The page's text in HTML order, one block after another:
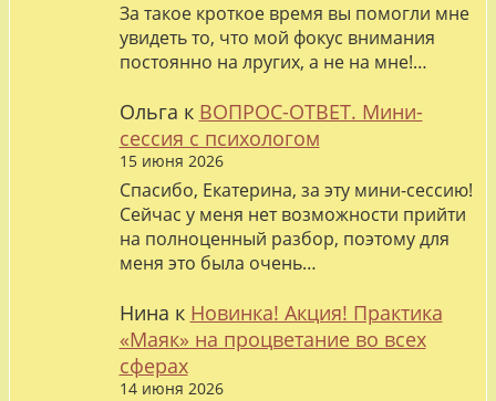
За такое кроткое время вы помогли мне
увидеть то, что мой фокус внимания
постоянно на лругих, а не на мне!…
Ольга к ВОПРОС-ОТВЕТ. Мини-
сессия с психологом
15 июня 2026
Спасибо, Екатерина, за эту мини-сессию!
Сейчас у меня нет возможности прийти
на полноценный разбор, поэтому для
меня это была очень…
Нина к Новинка! Акция! Практика
«Маяк» на процветание во всех
сферах
14 июня 2026